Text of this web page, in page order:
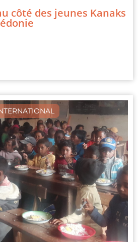
côté des jeunes Kanaks